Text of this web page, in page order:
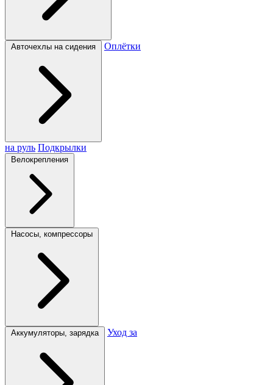
Авточехлы на сидения Оплётки
на руль Подкрылки
Велокрепления
Насосы, компрессоры
Аккумуляторы, зарядка Уход за